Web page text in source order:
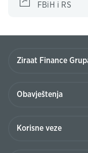
FBiH i RS